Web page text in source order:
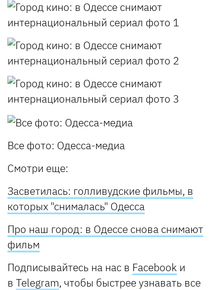
Все фото: Одесса-медиа
Смотри еще:
Засветилась: голливудские фильмы, в
которых "снималась" Одесса
Про наш город: в Одессе снова снимают
фильм
Подписывайтесь на нас в Facebook и
в Telegram, чтобы быстрее узнавать все